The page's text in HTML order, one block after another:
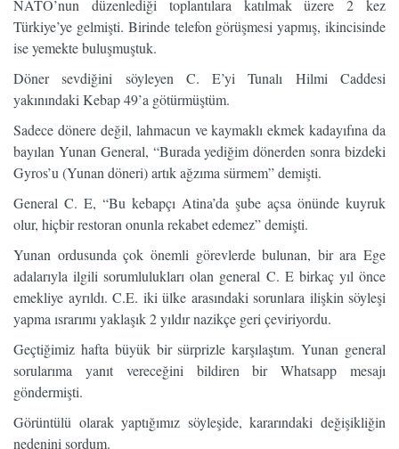
NATO’nun düzenlediği toplantılara katılmak üzere 2 kez
Türkiye’ye gelmişti. Birinde telefon görüşmesi yapmış, ikincisinde
ise yemekte buluşmuştuk.
Döner sevdiğini söyleyen C. E’yi Tunalı Hilmi Caddesi
yakınındaki Kebap 49’a götürmüştüm.
Sadece dönere değil, lahmacun ve kaymaklı ekmek kadayıfına da
bayılan Yunan General, “Burada yediğim dönerden sonra bizdeki
Gyros’u (Yunan döneri) artık ağzıma sürmem” demişti.
General C. E, “Bu kebapçı Atina’da şube açsa önünde kuyruk
olur, hiçbir restoran onunla rekabet edemez” demişti.
Yunan ordusunda çok önemli görevlerde bulunan, bir ara Ege
adalarıyla ilgili sorumlulukları olan general C. E birkaç yıl önce
emekliye ayrıldı. C.E. iki ülke arasındaki sorunlara ilişkin söyleşi
yapma ısrarımı yaklaşık 2 yıldır nazikçe geri çeviriyordu.
Geçtiğimiz hafta büyük bir sürprizle karşılaştım. Yunan general
sorularıma yanıt vereceğini bildiren bir Whatsapp mesajı
göndermişti.
Görüntülü olarak yaptığımız söyleşide, kararındaki değişikliğin
nedenini sordum.